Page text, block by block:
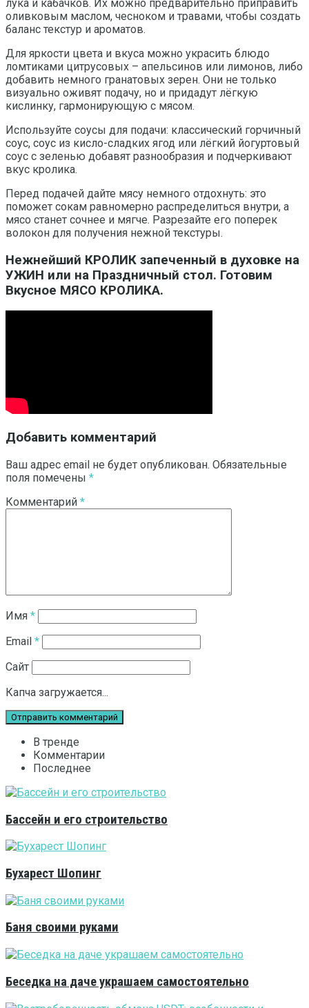
лука и кабачков. Их можно предварительно приправить
оливковым маслом, чесноком и травами, чтобы создать
баланс текстур и ароматов.
Для яркости цвета и вкуса можно украсить блюдо
ломтиками цитрусовых – апельсинов или лимонов, либо
добавить немного гранатовых зерен. Они не только
визуально оживят подачу, но и придадут лёгкую
кислинку, гармонирующую с мясом.
Используйте соусы для подачи: классический горчичный
соус, соус из кисло-сладких ягод или лёгкий йогуртовый
соус с зеленью добавят разнообразия и подчеркивают
вкус кролика.
Перед подачей дайте мясу немного отдохнуть: это
поможет сокам равномерно распределиться внутри, а
мясо станет сочнее и мягче. Разрезайте его поперек
волокон для получения нежной текстуры.
Нежнейший КРОЛИК запеченный в духовке на
УЖИН или на Праздничный стол. Готовим
Вкусное МЯСО КРОЛИКА.
Добавить комментарий
Ваш адрес email не будет опубликован. Обязательные
поля помечены *
Комментарий *
Имя *
Email *
Сайт
Капча загружается...
В тренде
Комментарии
Последнее
Бассейн и его строительство
Бухарест Шопинг
Баня своими руками
Беседка на даче украшаем самостоятельно